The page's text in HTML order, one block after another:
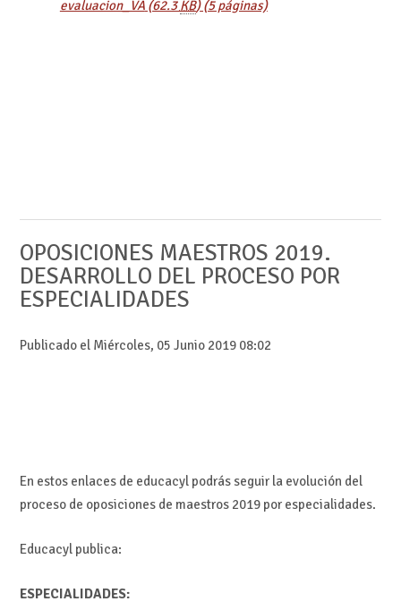
evaluacion_VA(62.3KB)(5 páginas)
OPOSICIONES MAESTROS 2019.
DESARROLLO DEL PROCESO POR
ESPECIALIDADES
Publicado el Miércoles, 05 Junio 2019 08:02
En estos enlaces de educacyl podrás seguir la evolución del
proceso de oposiciones de maestros 2019 por especialidades.
Educacyl publica:
ESPECIALIDADES: